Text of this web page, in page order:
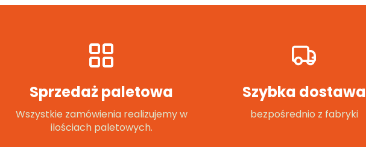
Sprzedaż paletowa
Wszystkie zamówienia realizujemy w
ilościach paletowych.
Szybka dostawa
bezpośrednio z fabryki